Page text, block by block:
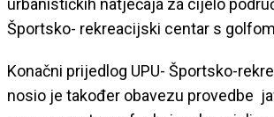
urbanističkih natječaja za cijelo
Športsko- rekreacijski centar s
Konačni prijedlog UPU- Športsko-
nosio je također obavezu provedbe